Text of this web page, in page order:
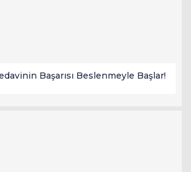
Başarısı Beslenmeyle Başlar!